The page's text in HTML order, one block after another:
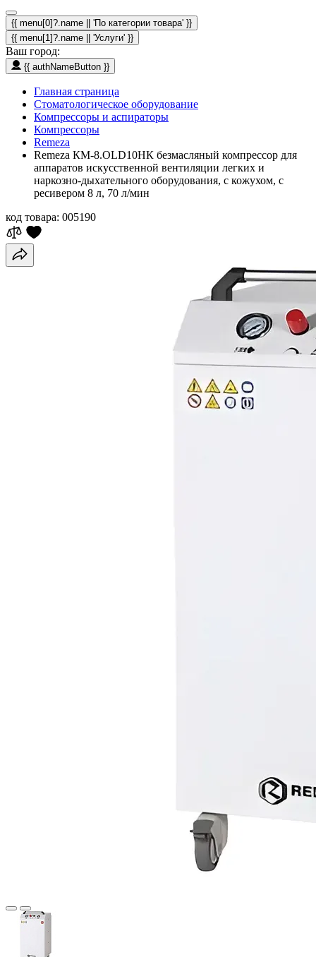
{{ menu[0]?.name || 'По категории товара' }}
{{ menu[1]?.name || 'Услуги' }}
Ваш город:
{{ authNameButton }}
Главная страница
Стоматологическое оборудование
Компрессоры и аспираторы
Компрессоры
Remeza
Remeza КМ-8.OLD10НК безмасляный компрессор для
аппаратов искусственной вентиляции легких и
наркозно-дыхательного оборудования, с кожухом, с
ресивером 8 л, 70 л/мин
код товара: 005190